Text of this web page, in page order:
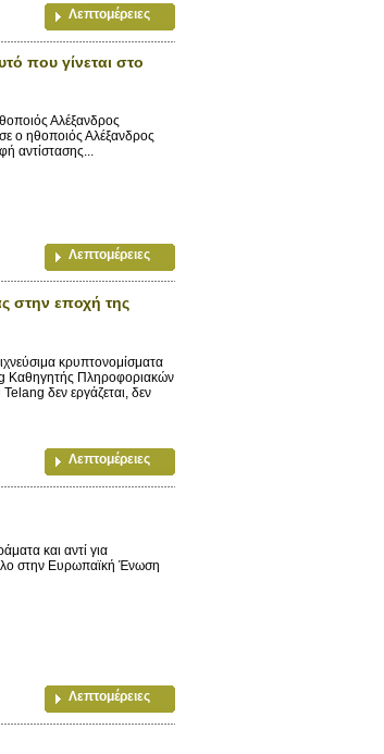
Λεπτομέρειες
που γίνεται στο
Αλέξανδρος
ο ηθοποιός Αλέξανδρος
αντίστασης...
Λεπτομέρειες
στην εποχή της
κρυπτονομίσματα
Καθηγητής Πληροφοριακών
δεν εργάζεται, δεν
Λεπτομέρειες
και αντί για
στην Ευρωπαϊκή Ένωση
Λεπτομέρειες